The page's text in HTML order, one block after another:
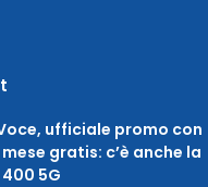
ufficiale promo con
gratis: c’è anche la
5G